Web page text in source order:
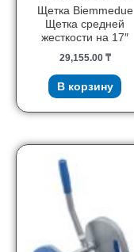
Щетка Biemmedue
Щетка средней
жесткости на 17″
29,155.00 ₸
В корзину